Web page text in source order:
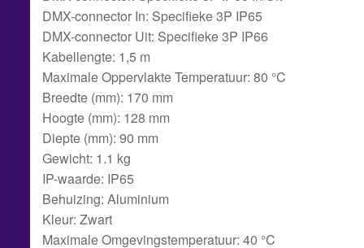
DMX-connector In: Specifieke 3P IP65
DMX-connector Uit: Specifieke 3P IP66
Kabellengte: 1,5 m
Maximale Oppervlakte Temperatuur: 80 °C
Breedte (mm): 170 mm
Hoogte (mm): 128 mm
Diepte (mm): 90 mm
Gewicht: 1.1 kg
IP-waarde: IP65
Behuizing: Aluminium
Kleur: Zwart
Maximale Omgevingstemperatuur: 40 °C